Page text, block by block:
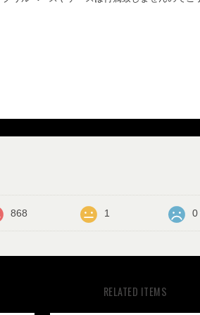
868 1 0
RELATED ITEMS